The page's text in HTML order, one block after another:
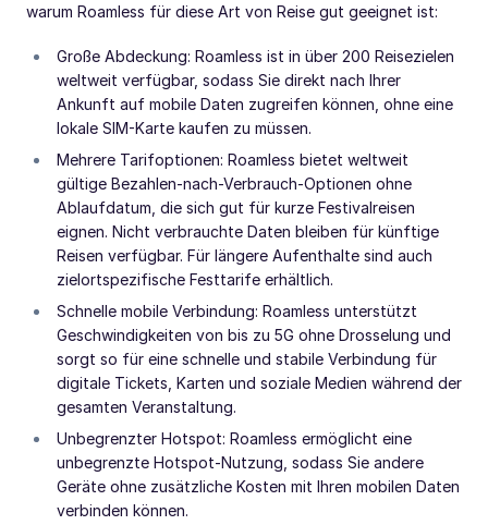
warum Roamless für diese Art von Reise gut geeignet ist:
Große Abdeckung: Roamless ist in über 200 Reisezielen
weltweit verfügbar, sodass Sie direkt nach Ihrer
Ankunft auf mobile Daten zugreifen können, ohne eine
lokale SIM-Karte kaufen zu müssen.
Mehrere Tarifoptionen: Roamless bietet weltweit
gültige Bezahlen-nach-Verbrauch-Optionen ohne
Ablaufdatum, die sich gut für kurze Festivalreisen
eignen. Nicht verbrauchte Daten bleiben für künftige
Reisen verfügbar. Für längere Aufenthalte sind auch
zielortspezifische Festtarife erhältlich.
Schnelle mobile Verbindung: Roamless unterstützt
Geschwindigkeiten von bis zu 5G ohne Drosselung und
sorgt so für eine schnelle und stabile Verbindung für
digitale Tickets, Karten und soziale Medien während der
gesamten Veranstaltung.
Unbegrenzter Hotspot: Roamless ermöglicht eine
unbegrenzte Hotspot-Nutzung, sodass Sie andere
Geräte ohne zusätzliche Kosten mit Ihren mobilen Daten
verbinden können.